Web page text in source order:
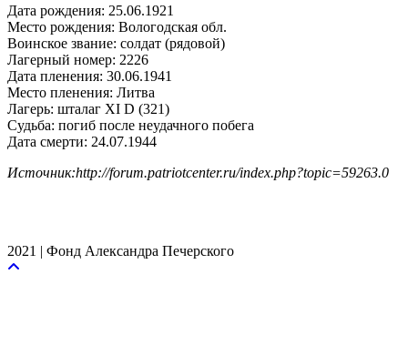
Дата рождения: 25.06.1921
Место рождения: Вологодская обл.
Воинское звание: солдат (рядовой)
Лагерный номер: 2226
Дата пленения: 30.06.1941
Место пленения: Литва
Лагерь: шталаг XI D (321)
Судьба: погиб после неудачного побега
Дата смерти: 24.07.1944
Источник:http://forum.patriotcenter.ru/index.php?topic=59263.0
2021 | Фонд Александра Печерского